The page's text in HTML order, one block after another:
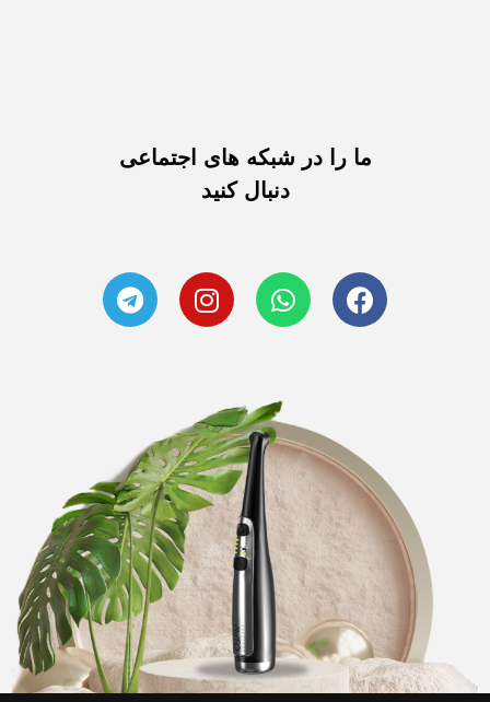
ما را در شبکه های اجتماعی
دنبال کنید